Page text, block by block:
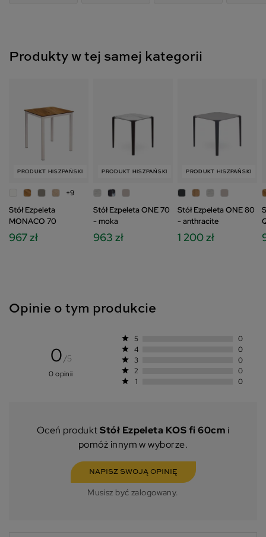
Produkty w tej samej kategorii
PRODUKT HISZPAŃSKI
+9
Stół Ezpeleta
MONACO 70
967 zł
PRODUKT HISZPAŃSKI
Stół Ezpeleta ONE 70
- moka
963 zł
PRODUKT HISZPAŃSKI
Stół Ezpeleta ONE 80
- anthracite
1 200 zł
Opinie o tym produkcie
0/5
0 opinii
star 5 0
star 4 0
star 3 0
star 2 0
star 1 0
Oceń produktStół Ezpeleta KOS fi 60cm i
pomóż innym w wyborze.
NAPISZ SWOJĄ OPINIĘ
Musisz być zalogowany.